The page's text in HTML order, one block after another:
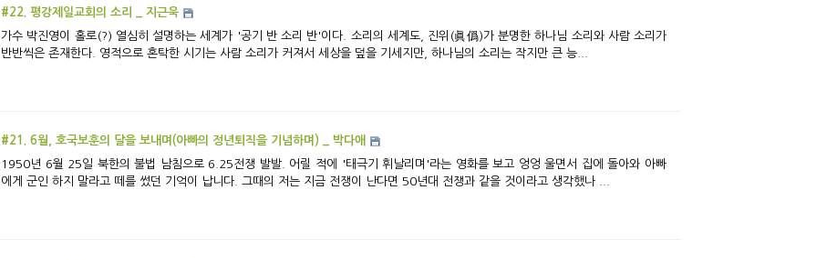
#22. 평강제일교회의 소리 _ 지근욱
가수 박진영이 홀로(?) 열심히 설명하는 세계가 '공기 반 소리 반'이다. 소리의 세계도, 진위(眞僞)가 분명한 하나님 소리와 사람 소리가
반반씩은 존재한다. 영적으로 혼탁한 시기는 사람 소리가 커져서 세상을 덮을 기세지만, 하나님의 소리는 작지만 큰 능...
#21. 6월, 호국보훈의 달을 보내며(아빠의 정년퇴직을 기념하며) _ 박다애
1950년 6월 25일 북한의 불법 남침으로 6.25전쟁 발발. 어릴 적에 '태극기 휘날리며'라는 영화를 보고 엉엉 울면서 집에 돌아와 아빠
에게 군인 하지 말라고 떼를 썼던 기억이 납니다. 그때의 저는 지금 전쟁이 난다면 50년대 전쟁과 같을 것이라고 생각했나 ...